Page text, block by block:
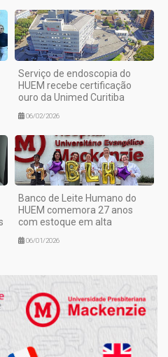
Serviço de endoscopia do
HUEM recebe certificação
ouro da Unimed Curitiba
06/02/2026
Banco de Leite Humano do
HUEM comemora 27 anos
com estoque em alta
06/01/2026